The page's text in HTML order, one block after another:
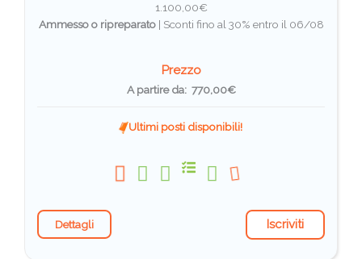
1.100,00€
Ammesso o ripreparato| Sconti fino al 30% entro il 06/08
Prezzo
A partire da: 770,00€
Ultimi posti disponibili!
Dettagli Iscriviti